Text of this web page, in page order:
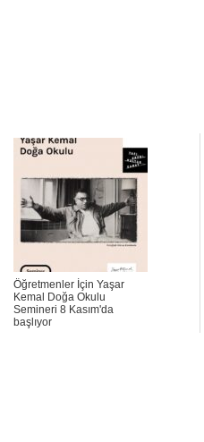
Öğretmenler İçin Yaşar
Kemal Doğa Okulu
Semineri 8 Kasım'da
başlıyor